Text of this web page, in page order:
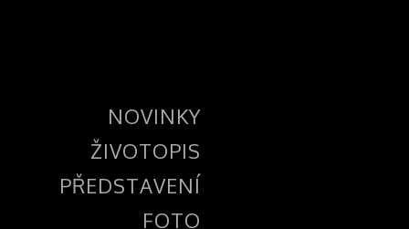
NOVINKY
ŽIVOTOPIS
PŘEDSTAVENÍ
FOTO